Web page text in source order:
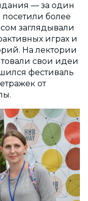
— за один
более
заглядывали
играх и
На лектории
свои идеи
фестиваль
от